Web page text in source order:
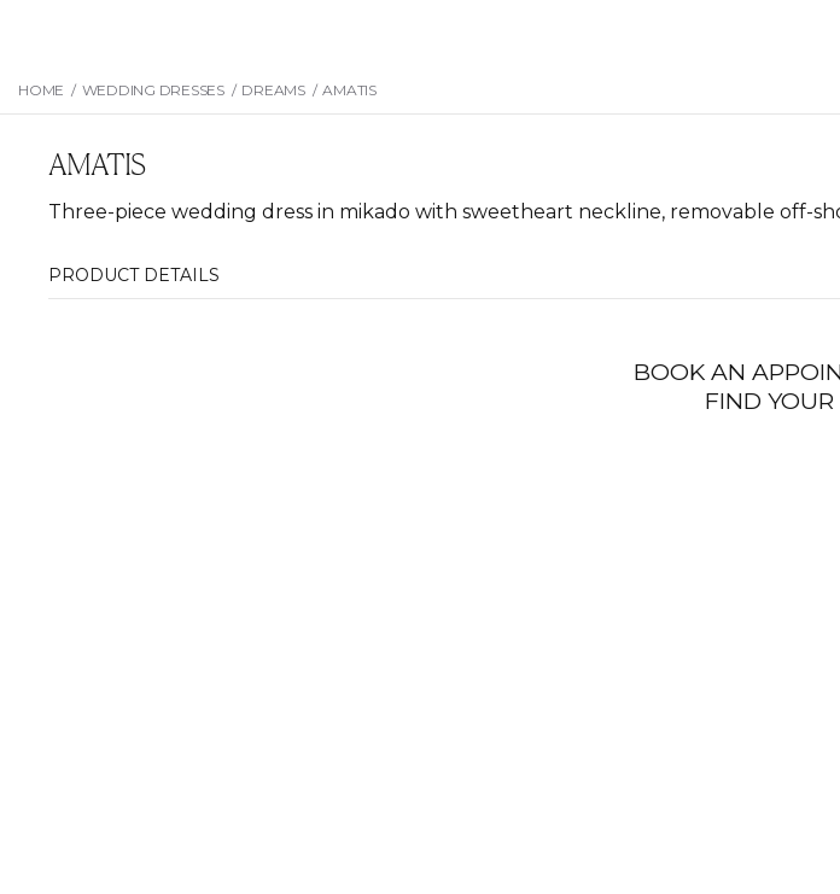
HOME / WEDDING DRESSES / DREAMS / AMATIS
AMATIS
Three-piece wedding dress in mikado with sweetheart neckline, removable off-
PRODUCT DETAILS
BOOK AN
FIND YOUR